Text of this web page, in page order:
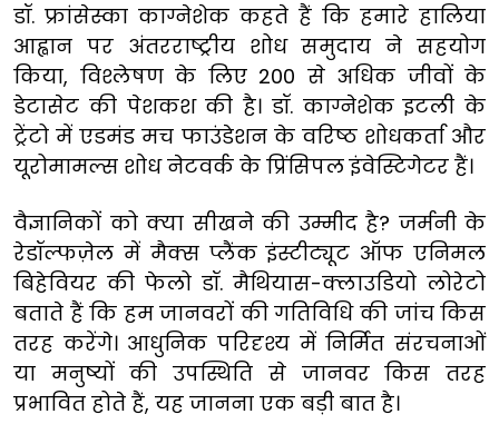
डॉ. फ्रांसेस्का काग्नेशेक कहते हैं कि हमारे हालिया
आह्वान पर अंतरराष्ट्रीय शोध समुदाय ने सहयोग
किया, विश्लेषण के लिए200 से अधिक जीवों के
डेटासेट की पेशकश की है। डॉ. काग्नेशेक इटली के
ट्रेंटो में एडमंड मच फाउंडेशन के वरिष्ठ शोधकर्ता और
यूरोमामल्स शोध नेटवर्क के प्रिंसिपल इंवेस्टिगेटर हैं।
वैज्ञानिकों को क्या सीखने की उम्मीद है? जर्मनी के
रेडॉल्फज़ेल में मैक्स प्लैंक इंस्टीट्यूट ऑफ एनिमल
बिहेवियर की फेलो डॉ. मैथियास-क्लाउडियो लोरेटो
बताते हैं कि हम जानवरों की गतिविधि की जांच किस
तरह करेंगे। आधुनिक परिदृश्य में निर्मित संरचनाओं
या मनुष्यों की उपस्थिति से जानवर किस तरह
प्रभावित होते हैं, यह जानना एक बड़ी बात है।